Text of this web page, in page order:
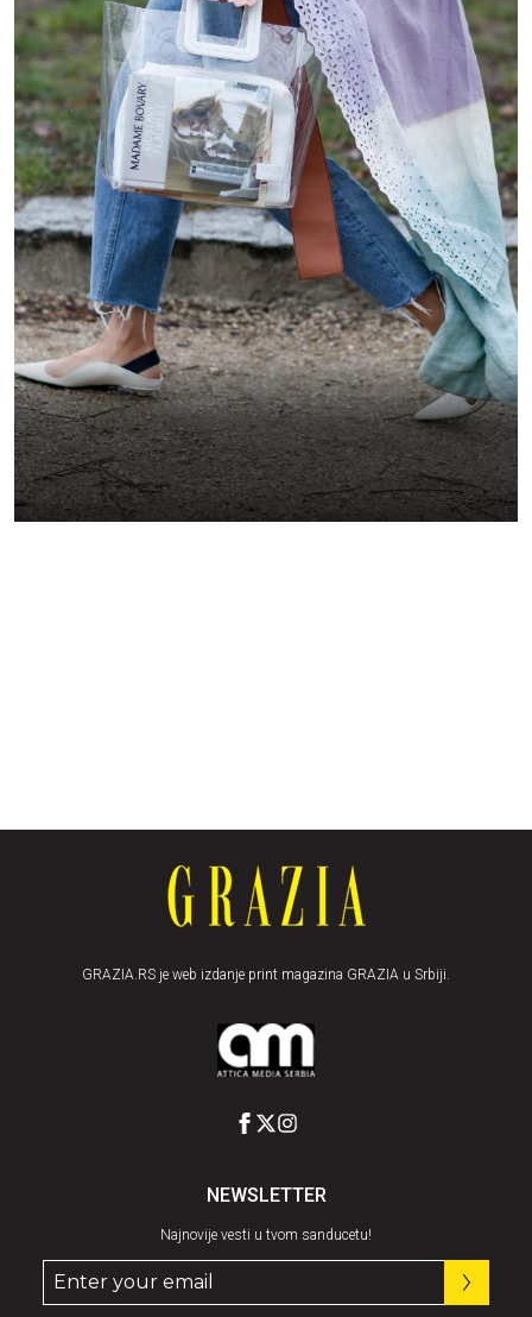
GRAZIA.RS je web izdanje print magazina GRAZIA u Srbiji.
NEWSLETTER
Najnovije vesti u tvom sanducetu!